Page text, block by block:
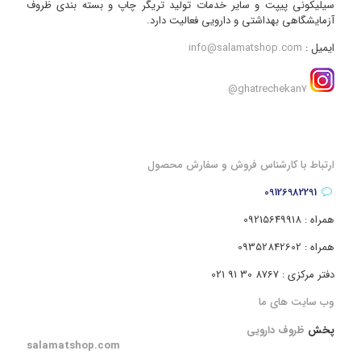
سیلیکونی پیپت و سایر خدمات تولید تریگر چاپ و بسته بندی ظروف
آزمایشگاهی بهداشتی و دارویی فعالیت دارد.
ایمیل : info@salamatshop.com
ghatrechekan7@
ارتباط با کارشناس فروش و سفارش محصول
09126982291
همراه : 09215649918
همراه : 09352842602
دفتر مرکزی : 8767 30 91 021
وب سایت های ما
پخش ظروف دارویی
salamatshop.com